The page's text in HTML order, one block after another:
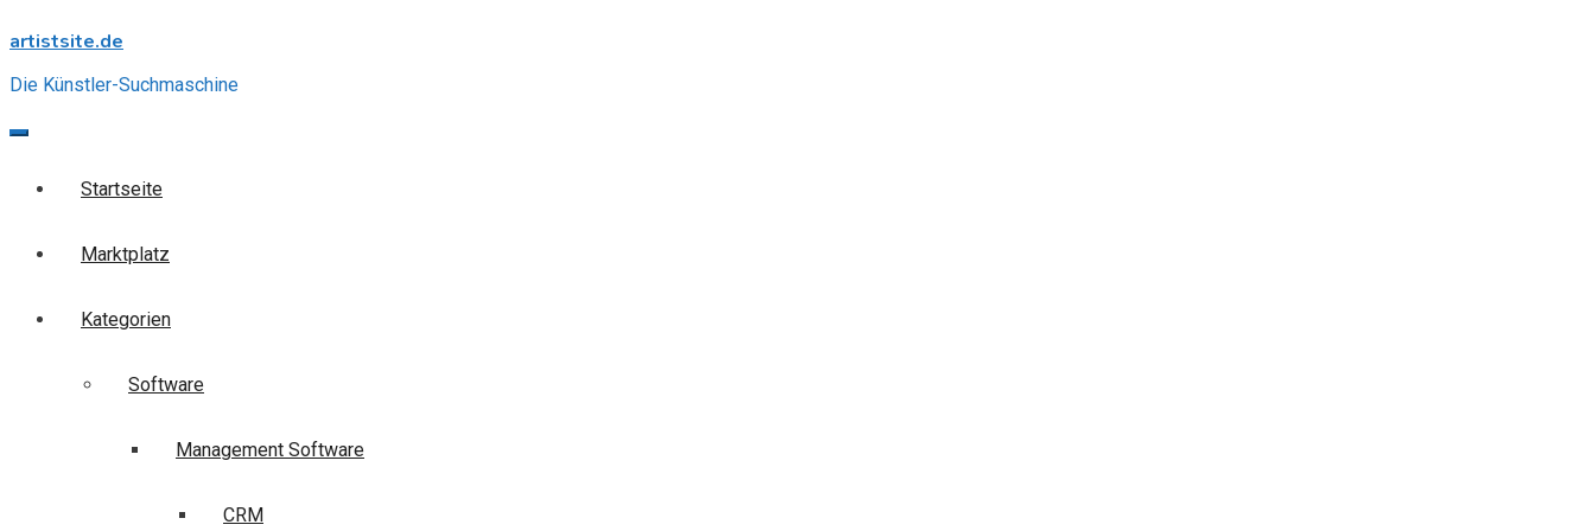
to
artistsite.de
Die Künstler-Suchmaschine
Startseite
Marktplatz
Kategorien
Software
Management Software
CRM